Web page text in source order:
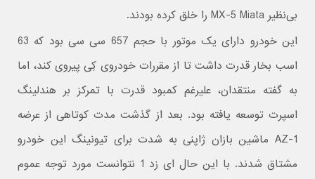
بی‌نظیر MX-5 Miata را خلق کرده بودند.
این خودرو دارای یک موتور با حجم 657 سی سی بود که 63
اسب بخار قدرت داشت تا از مقررات خودروی کِی پیروی کند، اما
به گفته منتقدان، علیرغم کمبود قدرت با تمرکز بر هندلینگ
اسپرت توسعه یافته بود. بعد از گذشت مدت کوتاهی از عرضه
AZ-1 ماشین بازان ژاپنی به شدت برای تیونینگ این خودرو
مشتاق شدند. با این حال ای زد 1 نتوانست مورد توجه عموم